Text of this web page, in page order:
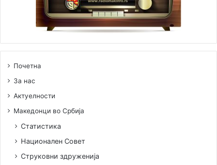
Публиката беше особено воодушевена од семејството
Митиќ од Омољица, кое е вистински пример како се
генерации.
Почетна
За нас
Актуелности
Македонци во Србија
Статистика
Национален Совет
Струковни здруженија